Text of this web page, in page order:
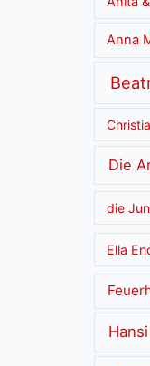
Anna
Die
die
Ella